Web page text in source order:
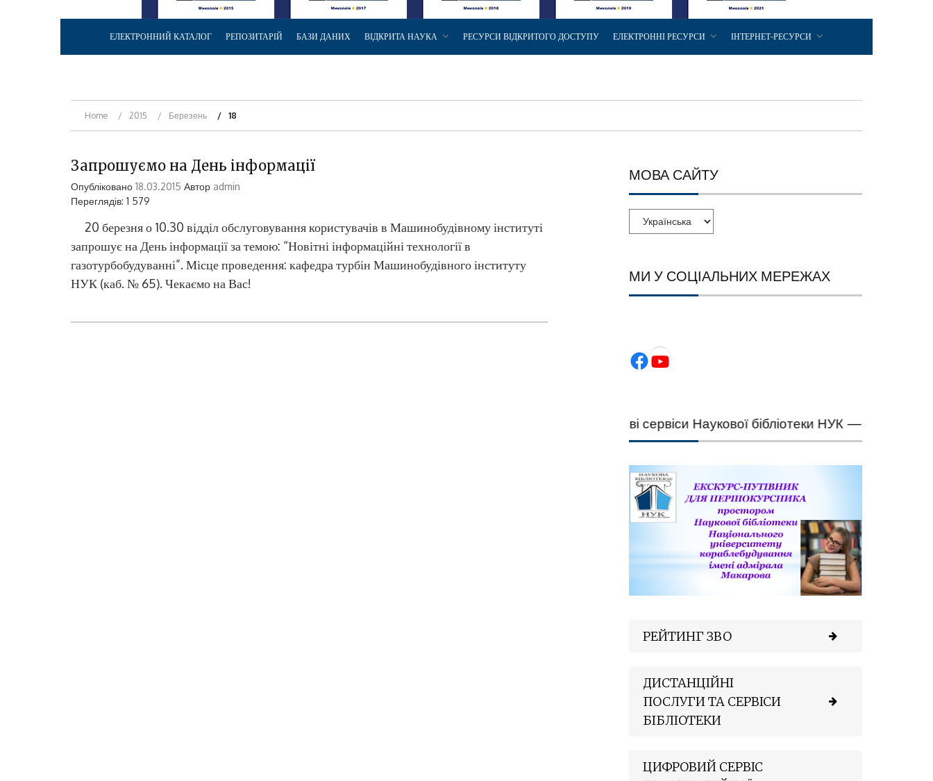
ЕЛЕКТРОННИЙ КАТАЛОГ РЕПОЗИТАРІЙ БАЗИ ДАНИХ ВІДКРИТА НАУКА РЕСУРСИ ВІДКРИТОГО ДОСТУПУ ЕЛЕКТРОННІ РЕСУРСИ ІНТЕРНЕТ-РЕСУРСИ
Home 2015 Березень 18
Запрошуємо на День інформації
Опубліковано 18.03.2015 Автор admin
Переглядів: 1 579
20 березня о 10.30 відділ обслуговування користувачів в Машинобудівному інституті
запрошує на День інформації за темою: “Новітні інформаційні технології в
газотурбобудуванні”. Місце проведення: кафедра турбін Машинобудівного інституту
НУК (каб. № 65). Чекаємо на Вас!
МОВА САЙТУ
МИ У СОЦІАЛЬНИХ МЕРЕЖАХ
Facebook YouTube
Цифрові сервіси Наукової бібліотеки НУК — швидкий
РЕЙТИНГ ЗВО
ДИСТАНЦІЙНІ
ПОСЛУГИ ТА СЕРВІСИ
БІБЛІОТЕКИ
ЦИФРОВИЙ СЕРВІС